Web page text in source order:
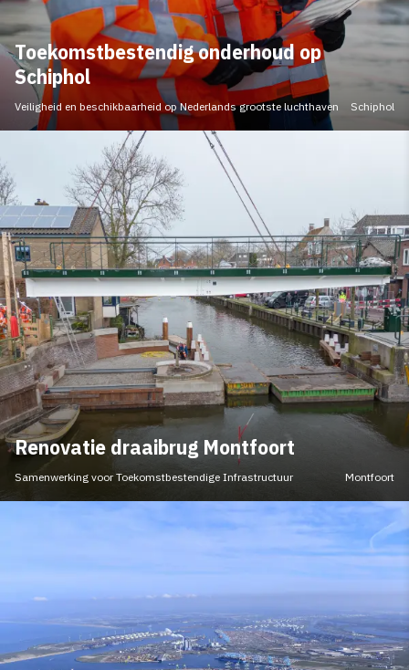
Toekomstbestendig onderhoud op
Schiphol
Veiligheid en beschikbaarheid op Nederlands grootste luchthaven Schiphol
Renovatie draaibrug Montfoort
Samenwerking voor Toekomstbestendige Infrastructuur Montfoort